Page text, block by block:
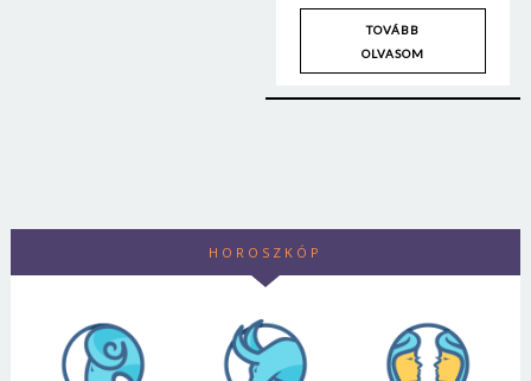
TOVÁBB
OLVASOM
HOROSZKÓP
Borsonline bejelentkezés